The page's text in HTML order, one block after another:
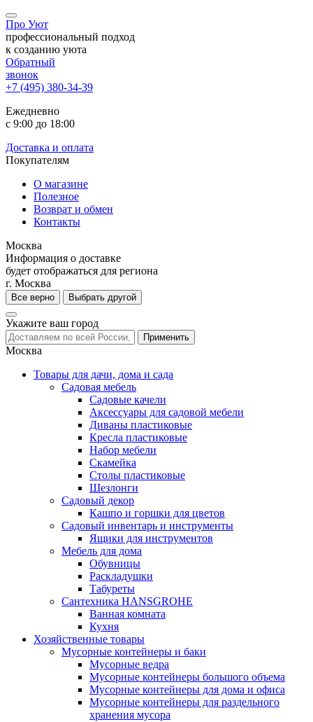
Про Уют
профессиональный подход
к созданию уюта
Обратный
звонок
+7 (495) 380-34-39
Ежедневно
с 9:00 до 18:00
Доставка и оплата
Покупателям
О магазине
Полезное
Возврат и обмен
Контакты
Москва
Информация о доставке
будет отображаться для региона
г. Москва
Все верно Выбрать другой
Укажите ваш город
Москва
Товары для дачи, дома и сада
Садовая мебель
Садовые качели
Аксессуары для садовой мебели
Диваны пластиковые
Кресла пластиковые
Набор мебели
Скамейка
Столы пластиковые
Шезлонги
Садовый декор
Кашпо и горшки для цветов
Садовый инвентарь и инструменты
Ящики для инструментов
Мебель для дома
Обувницы
Раскладушки
Табуреты
Сантехника HANSGROHE
Ванная комната
Кухня
Хозяйственные товары
Мусорные контейнеры и баки
Мусорные ведра
Мусорные контейнеры большого объема
Мусорные контейнеры для дома и офиса
Мусорные контейнеры для раздельного
хранения мусора